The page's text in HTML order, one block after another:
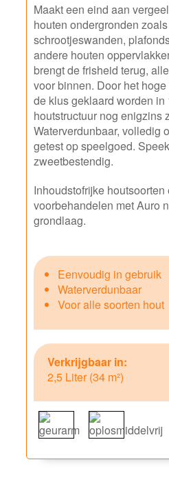
Maakt een eind aan
houten ondergronden zoals
schrootjeswanden,
andere houten
brengt de frisheid terug,
voor binnen. Door het
de klus geklaard worden
houtstructuur nog enigzins
Waterverdunbaar, volledig
getest op speelgoed.
zweetbestendig.
Inhoudstofrijke houtsoorten
voorbehandelen met Auro
grondlaag.
Eenvoudig in gebruik
Waterverdunbaar
Voor alle soorten hout
Verkrijgbaar in:
2,5 Liter (34 m²)